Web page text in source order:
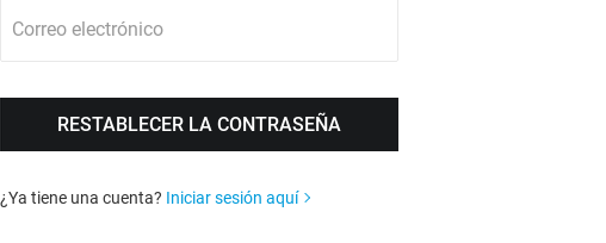
Correo electrónico
¿Ya tiene una cuenta? Iniciar sesión aquí